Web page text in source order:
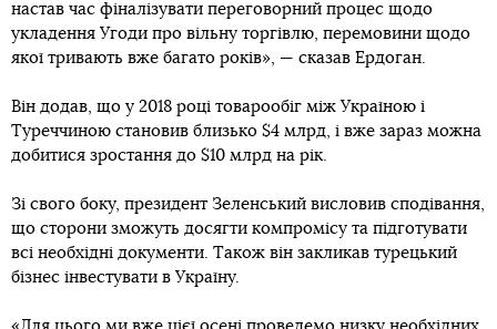
настав час фіналізувати переговорний процес щодо
укладення Угоди про вільну торгівлю, перемовини щодо
якої тривають вже багато років», — сказав Ердоган.
Він додав, що у 2018 році товарообіг між Україною і
Туреччиною становив близько $4 млрд, і вже зараз можна
добитися зростання до $10 млрд на рік.
Зі свого боку, президент Зеленський висловив сподівання,
що сторони зможуть досягти компромісу та підготувати
всі необхідні документи. Також він закликав турецький
бізнес інвестувати в Україну.